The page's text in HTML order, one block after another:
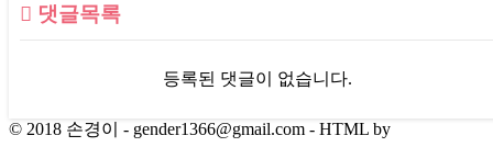
댓글목록
등록된 댓글이 없습니다.
© 2018 손경이 - gender1366@gmail.com - HTML by